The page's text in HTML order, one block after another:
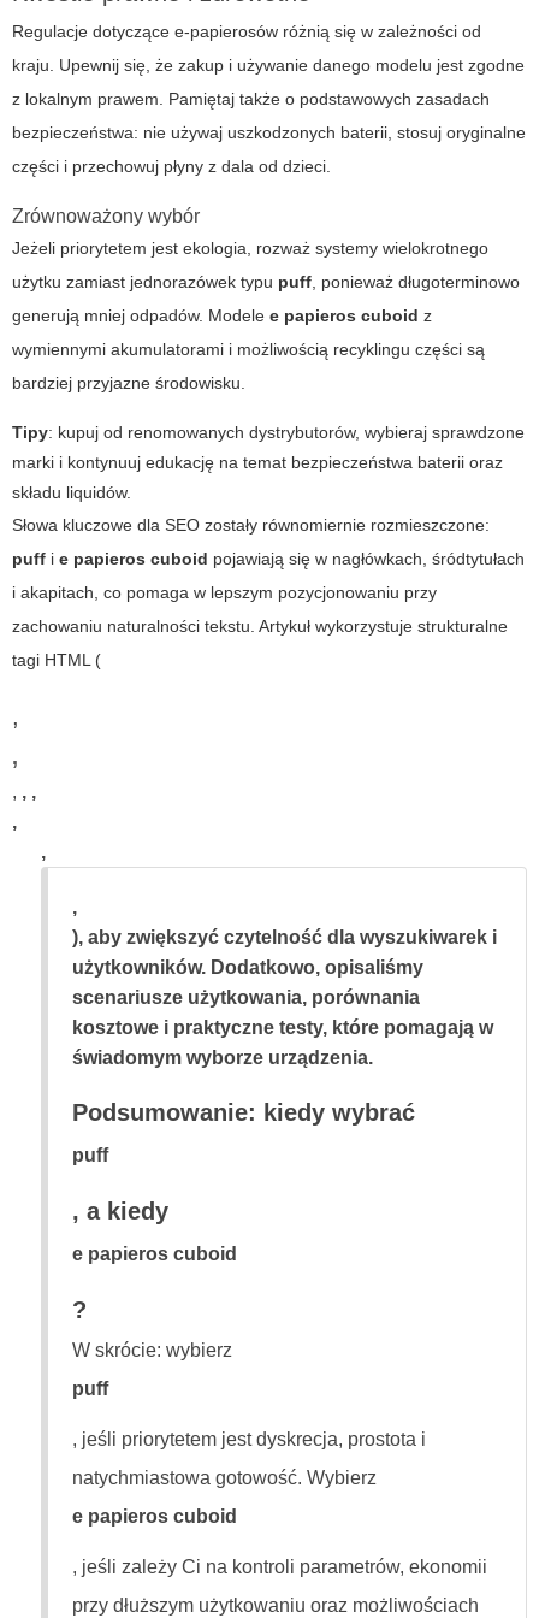
Regulacje dotyczące e-papierosów różnią się w zależności od
kraju. Upewnij się, że zakup i używanie danego modelu jest zgodne
z lokalnym prawem. Pamiętaj także o podstawowych zasadach
bezpieczeństwa: nie używaj uszkodzonych baterii, stosuj oryginalne
części i przechowuj płyny z dala od dzieci.
Zrównoważony wybór
Jeżeli priorytetem jest ekologia, rozważ systemy wielokrotnego
użytku zamiast jednorazówek typu puff, ponieważ długoterminowo
generują mniej odpadów. Modele e papieros cuboid z
wymiennymi akumulatorami i możliwością recyklingu części są
bardziej przyjazne środowisku.
Tipy: kupuj od renomowanych dystrybutorów, wybieraj sprawdzone
marki i kontynuuj edukację na temat bezpieczeństwa baterii oraz
składu liquidów.
Słowa kluczowe dla SEO zostały równomiernie rozmieszczone:
puff i e papieros cuboid pojawiają się w nagłówkach, śródtytułach
i akapitach, co pomaga w lepszym pozycjonowaniu przy
zachowaniu naturalności tekstu. Artykuł wykorzystuje strukturalne
tagi HTML (
,
,
, , ,
,
,
,
), aby zwiększyć czytelność dla wyszukiwarek i
użytkowników. Dodatkowo, opisaliśmy
scenariusze użytkowania, porównania
kosztowe i praktyczne testy, które pomagają w
świadomym wyborze urządzenia.
Podsumowanie: kiedy wybrać
puff
, a kiedy
e papieros cuboid
?
W skrócie: wybierz
puff
, jeśli priorytetem jest dyskrecja, prostota i
natychmiastowa gotowość. Wybierz
e papieros cuboid
, jeśli zależy Ci na kontroli parametrów, ekonomii
przy dłuższym użytkowaniu oraz możliwościach